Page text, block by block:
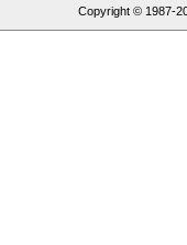
Copyright © 1987-